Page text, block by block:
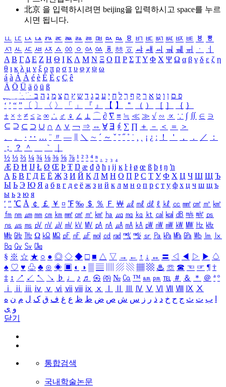
北京 을 입력하시려면 beijing을 입력하시고 space를 누르
시면 됩니다.
ㅥ ㅦ ㅧ ㅨ ㅩ ㅪ ㅫ ㅬ ㅭ ㅮ ㅯ ㅰ ㅱ ㅲ ㅳ ㅴ ㅵ ㅶ ㅷ ㅸ
ㅹ
ㅺ ㅻ ㅼ ㅽ ㅾ ㅿ ㆀ ㆁ ㆂ ㆃ ㆄ ㆅ ㆆ ㆇ ㆈ ㆉ ㆊ ㆋ ㆌ ㆍ
ㆎ
Α Β ΓΔ Ε Ζ Η Θ Ι ΚΛ Μ Ν Ξ Ο Π Ρ Σ ΤΥ Φ Χ Ψ Ω α β γ δ ε ζ η
θ ι κ λ μ ν ξ ο π ρ σ τ υ φ χ ψ ω
á à Á À é è É È ç Ç ê
Ä Ö Ü ä ö ü ß
ִֶֹ ֻּ ׁׂ פ ם ן ו ט א ר ק ף ך ל ח י ע כ ג ד ש ץ ת צ מ נ ה ב
‘ ’ “ ” 〔 〕 〈 〉 「 」 『 』 【 】 ＂ （ ） ［ ］ ｛ ｝
± × ÷ ≠ ≤ ≥ ∞ ∴ ♂ ♀ ∠ ⊥ ⌒ ∂ ∇ ≡ ≒ ≪ ≫ √ ∽ ∝ ∵ ∫ ∬ ∈ ∋
⊆ ⊇ ⊂ ⊃ ∪ ∩ ∧ ∨ ￢ ⇒ ⇔ ∀ ∃ ∮ ∑ ∏ ＋ － ＜ ＝
＞
、
。 · ‥ … ¨ 〃 ― ＼ ∼ ´ ～ ˇ ˘ ˝ ˚ ˙ ¸ ¡ ¿ ː ！ ＇ ， ． ／
：
；
？ ＾ ｀
½ ⅓ ⅔ ¼ ¾ ⅛ ⅜ ⅝ ⅞ ¹ ² ³ ⁴ ⁿ ₁ ₂ ₃ ₄
Æ Ð Ħ Ĳ Ł Ø Œ Þ Ŧ Ŋ æ đ ð ħ ı ĳ ĸ ŀ ł ø œ ß þ ŧ ŋ ŉ
А Б В Г Д Е Ё Ж З И Й К Л М Н О П Р С Т У Ф Х Ц Ч Ш Щ Ъ
Ы Ь Э Ю Я а б в г д е ё ж з и й к л м н о п р с т у ф х ц ч ш щ ъ
ы ь э ю я
′ ″ ℃ Å ￠ ￡ ￥ ¤ ℉ ‰ ＄ ％ Ｆ ￦ ㎕ ㎖ ㎗ ℓ ㎘ ㏄ ㎣ ㎤ ㎥ ㎦
㎙ ㎚ ㎛ ㎜ ㎝ ㎞ ㎟ ㎠ ㎡ ㎢ ㏊ ㎍ ㎎ ㎏ ㏏ ㎈ ㎉ ㏈ ㎧ ㎨ ㎰
㎱ ㎲ ㎳ ㎴ ㎵ ㎶ ㎷ ㎸ ㎹ ㎀ ㎁ ㎂ ㎃ ㎄ ㎺ ㎻ ㎽ ㎾ ㎿ ㎐ ㎑
㎒ ㎓ ㎔ Ω ㏀ ㏁ ㎊ ㎋ ㎌ ㏖ ㏅ ㎭ ㎮ ㎯ ㏛ ㎩ ㎪ ㎫ ㎬ ㏝ ㏐
㏓
㏃ ㏉ ㏜ ㏆
§ ※ ☆ ★ ○ ● ◎ ◇ ◆ □ ■ △ ▽ → ← ↑ ↓ ↔ 〓 ◁ ◀ ▷ ▶ ♤
♠ ♡ ♥ ♧ ♣ ⊙ ◈ ▣ ◐ ◑ ▒ ▤ ▨ ▧ ▦ ▩ ♨ ☏ ☎ ☜ ☞ ¶ †
‡ ↕ ↗ ↙ ↖ ↘ ♭ ♩ ♪ ♬ ㉿ ㈜ № ㏇ ™ ㏂ ㏘ ℡ ＃ ＆ ＊ ＠ ª º
ⅰ
ⅱ ⅲ ⅳ ⅴ ⅵ ⅶ ⅷ ⅸ ⅹ Ⅳ Ⅴ Ⅵ Ⅶ Ⅷ Ⅸ Ⅹ
ب ت ث ج ح خ د ذ ر ز س ش ص ض ط ظ ع غ ف ق ک ل م ن ه
و ی
닫기
통합검색
국내학술논문